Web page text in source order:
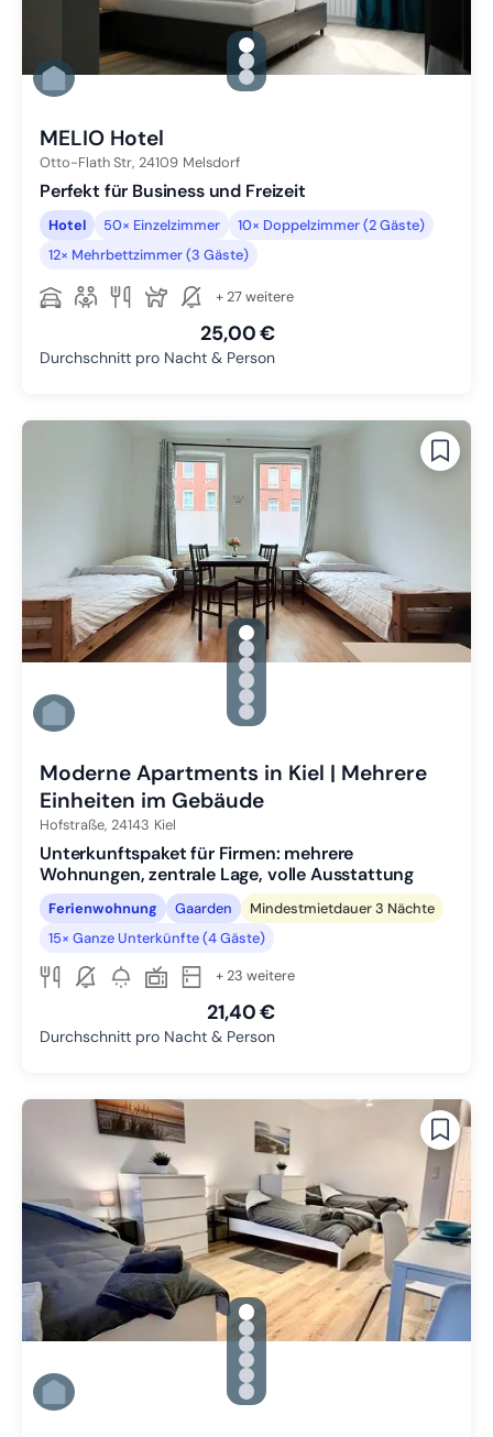
gallery.slide_selector
Zu Slide 1 wechseln
Zu Slide 2 wechseln
Zu Slide 3 wechseln
MELIO Hotel
Otto-Flath Str, 24109 Melsdorf
Perfekt für Business und Freizeit
Hotel 50× Einzelzimmer
10× Doppelzimmer (2 Gäste)
12× Mehrbettzimmer (3 Gäste)
+ 27 weitere
25,00 €
Durchschnitt pro Nacht & Person
gallery.slide_selector
Zu Slide 1 wechseln
Zu Slide 2 wechseln
Zu Slide 3 wechseln
Zu Slide 4 wechseln
Zu Slide 5 wechseln
Zu Slide 6 wechseln
Moderne Apartments in Kiel | Mehrere
Einheiten im Gebäude
Hofstraße, 24143 Kiel
Unterkunftspaket für Firmen: mehrere
Wohnungen, zentrale Lage, volle Ausstattung
Ferienwohnung Gaarden
Mindestmietdauer 3 Nächte
15× Ganze Unterkünfte (4 Gäste)
+ 23 weitere
21,40 €
Durchschnitt pro Nacht & Person
gallery.slide_selector
Zu Slide 1 wechseln
Zu Slide 2 wechseln
Zu Slide 3 wechseln
Zu Slide 4 wechseln
Zu Slide 5 wechseln
Zu Slide 6 wechseln